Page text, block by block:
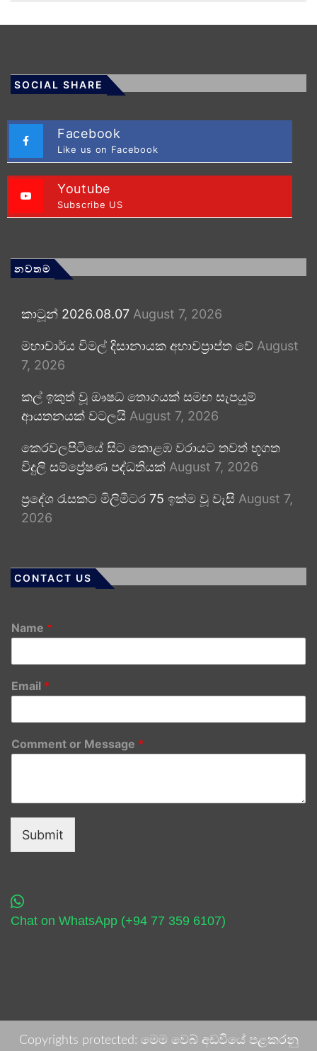
SOCIAL SHARE
Facebook
Like us on Facebook
Youtube
Subscribe US
නවතම
කාටූන් 2026.08.07 August 7, 2026
මහාචාර්ය විමල් දිසානායක අභාවප්‍රාප්ත වේ August
7, 2026
කල් ඉකුත් වූ ඖෂධ තොගයක් සමඟ සැපයුම්
ආයතනයක් වටලයි August 7, 2026
කෙරවලපිටියේ සිට කොළඹ වරායට තවත් භූගත
විදුලි සම්ප්‍රේෂණ පද්ධතියක් August 7, 2026
ප්‍රදේශ රැසකට මිලිමීටර 75 ඉක්ම වූ වැසි August 7,
2026
CONTACT US
Name *
Email *
Comment or Message *
Submit
Chat on WhatsApp (+94 77 359 6107)
Copyrights protected: මෙම වෙබ් අඩවියේ පළකරනු